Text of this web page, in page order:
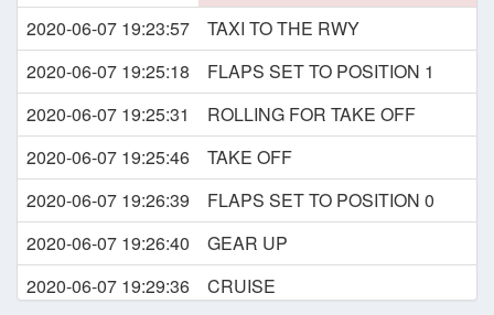
2020-06-07 19:23:57
TAXI TO THE RWY
2020-06-07 19:25:18
FLAPS SET TO POSITION 1
2020-06-07 19:25:31
ROLLING FOR TAKE OFF
2020-06-07 19:25:46
TAKE OFF
2020-06-07 19:26:39
FLAPS SET TO POSITION 0
2020-06-07 19:26:40
GEAR UP
2020-06-07 19:29:36
CRUISE